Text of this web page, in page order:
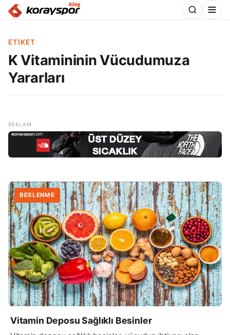
ETIKET
K Vitamininin Vücudumuza
Yararları
BESLENME
Vitamin Deposu Sağlıklı Besinler